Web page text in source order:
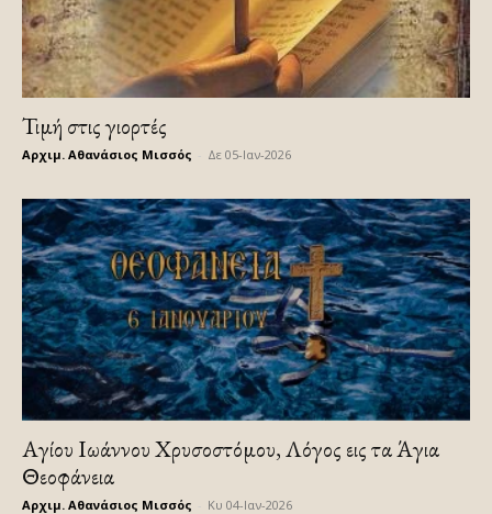
Τιμή στις γιορτές
Αρχιμ. Αθανάσιος Μισσός Δε 05-Ιαν-2026
Αγίου Ιωάννου Χρυσοστόμου, Λόγος εις τα Άγια
Θεοφάνεια
Αρχιμ. Αθανάσιος Μισσός Κυ 04-Ιαν-2026